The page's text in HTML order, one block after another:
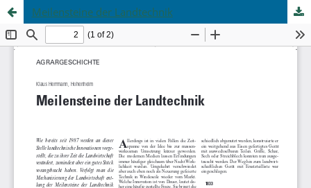
Meilensteine der Landtechnik